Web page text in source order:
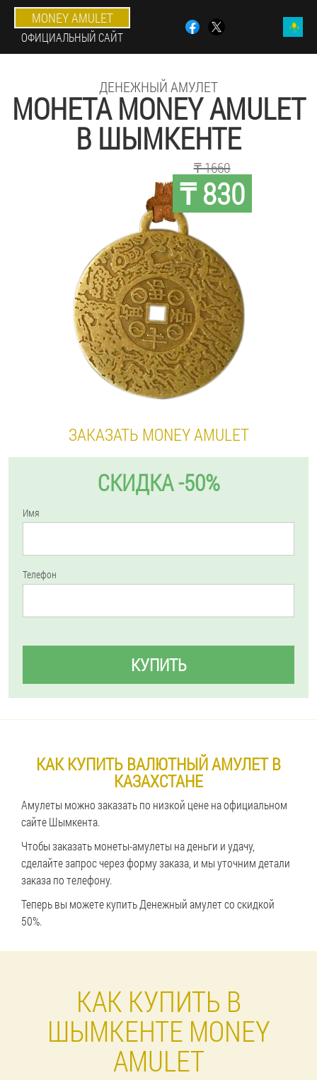
MONEY AMULET
ОФИЦИАЛЬНЫЙ САЙТ
ДЕНЕЖНЫЙ АМУЛЕТ
МОНЕТА MONEY AMULET
В ШЫМКЕНТЕ
₸ 830
₸ 1660
ЗАКАЗАТЬ MONEY AMULET
СКИДКА -50%
Имя
Телефон
КУПИТЬ
КАК КУПИТЬ ВАЛЮТНЫЙ АМУЛЕТ В
КАЗАХСТАНЕ
Амулеты можно заказать по низкой цене на официальном
сайте Шымкента.
Чтобы заказать монеты-амулеты на деньги и удачу,
сделайте запрос через форму заказа, и мы уточним детали
заказа по телефону.
Теперь вы можете купить Денежный амулет со скидкой
50%.
КАК КУПИТЬ В
ШЫМКЕНТЕ MONEY
AMULET